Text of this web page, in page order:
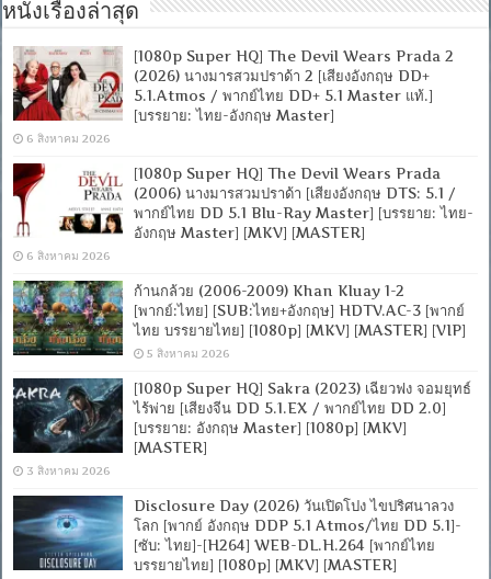
หนังเรื่องล่าสุด
[1080p Super HQ] The Devil Wears Prada 2
(2026) นางมารสวมปราด้า 2 [เสียงอังกฤษ DD+
5.1.Atmos / พากย์ไทย DD+ 5.1 Master แท้.]
[บรรยาย: ไทย-อังกฤษ Master]
6 สิงหาคม 2026
[1080p Super HQ] The Devil Wears Prada
(2006) นางมารสวมปราด้า [เสียงอังกฤษ DTS: 5.1 /
พากย์ไทย DD 5.1 Blu-Ray Master] [บรรยาย: ไทย-
อังกฤษ Master] [MKV] [MASTER]
6 สิงหาคม 2026
ก้านกล้วย (2006-2009) Khan Kluay 1-2
[พากย์:ไทย] [SUB:ไทย+อังกฤษ] HDTV.AC-3 [พากย์
ไทย บรรยายไทย] [1080p] [MKV] [MASTER] [VIP]
5 สิงหาคม 2026
[1080p Super HQ] Sakra (2023) เฉียวฟง จอมยุทธ์
ไร้พ่าย [เสียงจีน DD 5.1.EX / พากย์ไทย DD 2.0]
[บรรยาย: อังกฤษ Master] [1080p] [MKV]
[MASTER]
3 สิงหาคม 2026
Disclosure Day (2026) วันเปิดโปง ไขปริศนาลวง
โลก [พากย์ อังกฤษ DDP 5.1 Atmos/ไทย DD 5.1]-
[ซับ: ไทย]-[H264] WEB-DL.H.264 [พากย์ไทย
บรรยายไทย] [1080p] [MKV] [MASTER]